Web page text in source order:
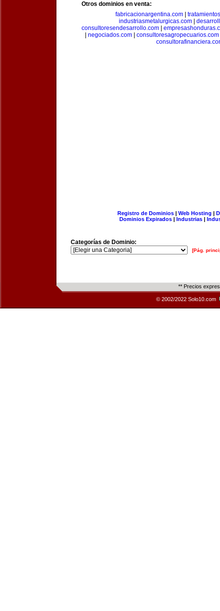
Otros dominios en venta:
fabricacionargentina.com|
industriasmetalurgicas.com|
consultoresendesarrollo.com
negociados.com consultoresagropecuarios.com
Registro de Dominios| Web Hosting |
Dominios Expirados | Industrias |
Categorías de Dominio:
[Pág.
** Precios
© 2002/2022 Solo10.com